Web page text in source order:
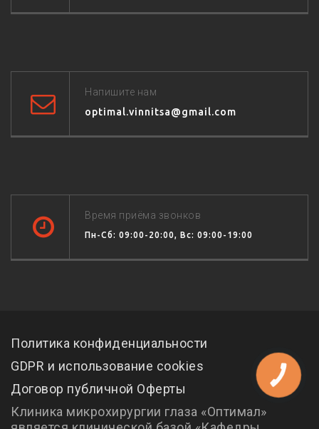
Напишите нам
optimal.vinnitsa@gmail.com
Время приёма звонков
Пн-Сб: 09:00-20:00, Вс: 09:00-19:00
Политика конфиденциальности
GDPR и использование cookies
Договор публичной Оферты
Клиника микрохирургии глаза «Оптимал»
КНОПКА
СВЯЗИ